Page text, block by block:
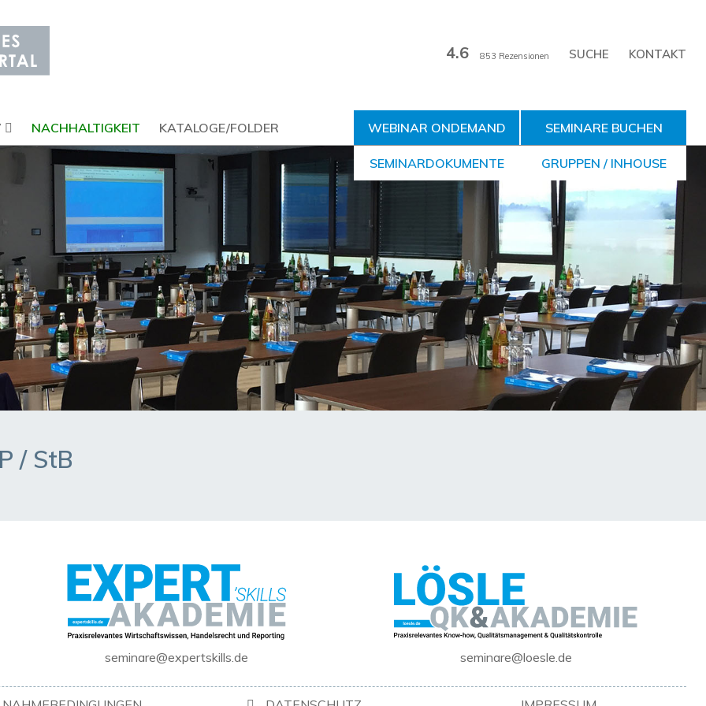
KONTAKT
4.6 853 Rezensionen
NACHHALTIGKEIT KATALOGE/FOLDER WEBINAR ONDEMAND
SEMINARDOKUMENTE
SEMINARE BUCHEN
GRUPPEN / INHOUSE
/ StB
seminare@expertskills.de seminare@loesle.de